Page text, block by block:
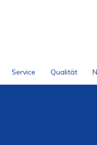
Service Qualität